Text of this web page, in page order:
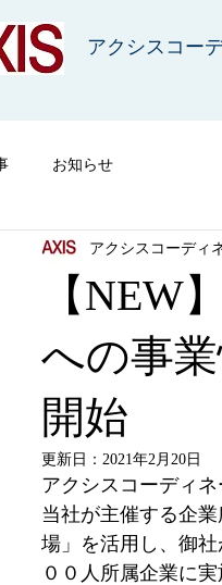
アクシスコー
お知らせ
【NEW
への事
開始
アクシスコーディ
更新日： 2021年2月20日
アクシスコーディ
当社が主催する企
場」を活用し、御
００人所属企業に